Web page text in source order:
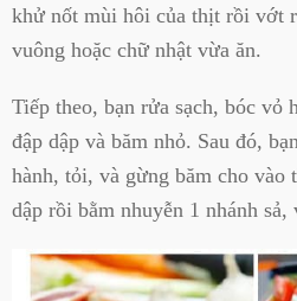
khử nốt mùi hôi của thịt rồi vớt
vuông hoặc chữ nhật vừa ăn.
Tiếp theo, bạn rửa sạch, bóc vỏ
đập dập và băm nhỏ. Sau đó,
hành, tỏi, và gừng băm cho vào
dập rồi bằm nhuyễn 1 nhánh